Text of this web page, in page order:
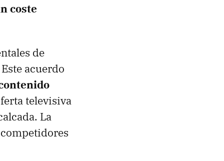
coste
de
acuerdo
televisiva
La